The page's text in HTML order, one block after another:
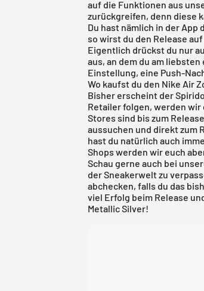
auf die Funktionen aus
zurückgreifen, denn diese
Du hast nämlich in der
so wirst du den Release
Eigentlich drückst du nur
aus, an dem du am
Einstellung, eine Push-
Wo kaufst du den Nike Air
Bisher erscheint der
Retailer folgen, werden
Stores sind bis zum
aussuchen und direkt zum
hast du natürlich auch
Shops werden wir euch
Schau gerne auch bei
der Sneakerwelt zu
abchecken, falls du das
viel Erfolg beim Release
Metallic Silver!